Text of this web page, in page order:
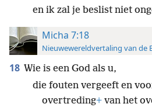
en ik zal je beslist niet
Micha 7:18
Nieuwewereldvertaling van de
18 Wie is een God als u,
die fouten vergeeft en
overtreding+ van het